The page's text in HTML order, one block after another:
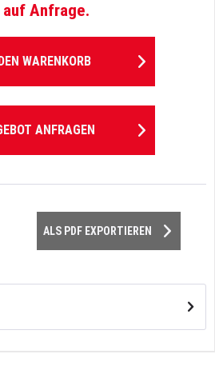
Anfrage.
WARENKORB
ANFRAGEN
ALS PDF EXPORTIEREN